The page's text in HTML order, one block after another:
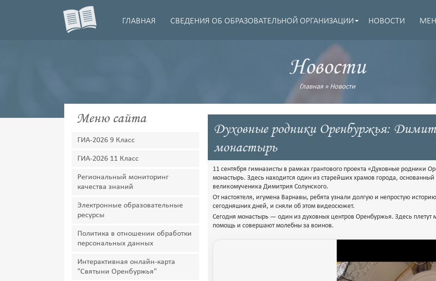
ГЛАВНАЯ СВЕДЕНИЯ ОБ ОБРАЗОВАТЕЛЬНОЙ ОРГАНИЗАЦИИ НОВОСТИ
Новости
Главная» Новости
Меню сайта
ГИА-2026 9 Класс
ГИА-2026 11 Класс
Региональный мониторинг
качества знаний
Электронные образовательные
ресурсы
Политика в отношении обработки
персональных данных
Интерактивная онлайн-карта
"Святыни Оренбуржья"
Духовные родники Оренбуржья:
монастырь
11 сентября гимназисты в рамках грантового проекта «Духовные родники
монастырь. Здесь находится один из старейших храмов города, основанный
великомученика Димитрия Солунского.
От настоятеля, игумена Варнавы, ребята узнали долгую и непростую
сегодняшних дней, и сняли об этом видеосюжет.
Сегодня монастырь — один из духовных центров Оренбуржья. Здесь
помощь и совершают молебны за воинов.